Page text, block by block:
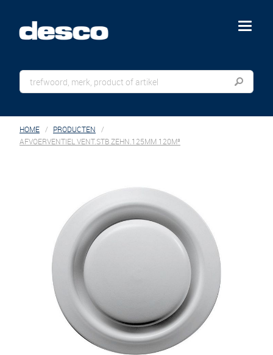
menu
HOME
PRODUCTEN
AFVOERVENTIEL VENT.STB ZEHN.125MM 120M³